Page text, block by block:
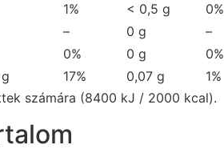
1% < 0,5 g
0%
– 0 g
–
0% 0 g
0%
17% 0,07 g
1%
számára (8400 kJ / 2000 kcal).